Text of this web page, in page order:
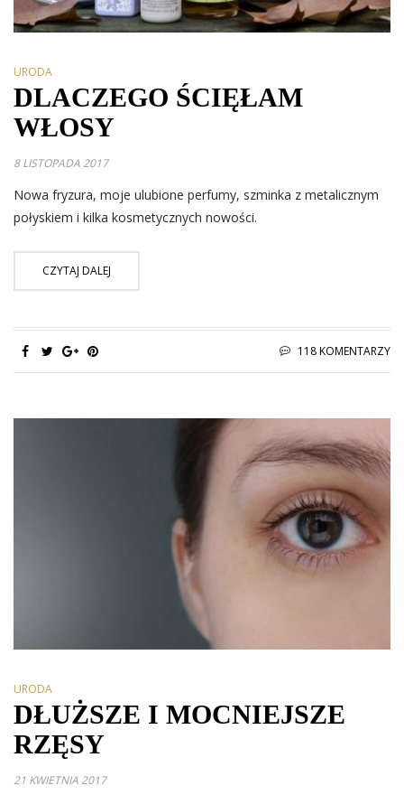
URODA
DLACZEGO ŚCIĘŁAM
WŁOSY
8 LISTOPADA 2017
Nowa fryzura, moje ulubione perfumy, szminka z metalicznym
połyskiem i kilka kosmetycznych nowości.
CZYTAJ DALEJ
118 KOMENTARZY
URODA
DŁUŻSZE I MOCNIEJSZE
RZĘSY
21 KWIETNIA 2017